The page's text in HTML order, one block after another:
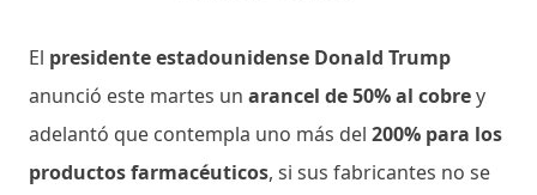
El presidente estadounidense Donald Trump
anunció este martes un arancel de 50% al cobrey
adelantó que contempla uno más del 200% para los
productos farmacéuticos, si sus fabricantes no se